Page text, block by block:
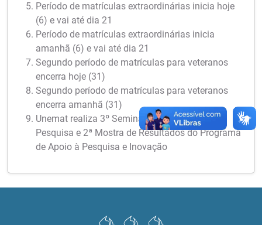
Período de matrículas extraordinárias inicia hoje
(6) e vai até dia 21
Período de matrículas extraordinárias inicia
amanhã (6) e vai até dia 21
Segundo período de matrículas para veteranos
encerra hoje (31)
Segundo período de matrículas para veteranos
encerra amanhã (31)
Unemat realiza 3º Seminário Meio Termo de
Pesquisa e 2ª Mostra de Resultados do Programa
de Apoio à Pesquisa e Inovação